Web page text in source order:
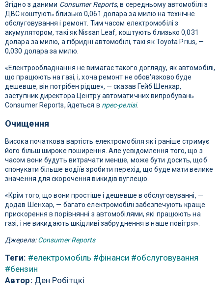
Згідно з даними Consumer Reports, в середньому автомобілі з
ДВС коштують близько 0,061 долара за милю на технічне
обслуговування і ремонт. Тим часом електромобілі з
акумулятором, такі як Nissan Leaf, коштують близько 0,031
долара за милю, а гібридні автомобілі, такі як Toyota Prius, —
0,030 долара за милю.
«Електрообладнання не вимагає такого догляду, як автомобілі,
що працюють на газі, і, хоча ремонт не обов'язково буде
дешевше, він потрібен рідше», — сказав Гейб Шенхар,
заступник директора Центру автоматичних випробувань
Consumer Reports, йдеться в прес-релізі.
Очищення
Висока початкова вартість електромобіля як і раніше стримує
його більш широке поширення. Але усвідомлення того, що з
часом вони будуть витрачати менше, може бути досить, щоб
спонукати більше водіїв зробити перехід, що буде мати велике
значення для скорочення викидів вуглецю.
«Крім того, що вони простіше і дешевше в обслуговуванні, —
додав Шенхар, — багато електромобілі забезпечують краще
прискорення в порівнянні з автомобілями, які працюють на
газі, і не викидають шкідливі забруднення в наше повітря».
Джерела:Consumer Reports
Теги: #електромобіль #фінанси #обслуговування
#бензин
Автор:Ден Робітцкі